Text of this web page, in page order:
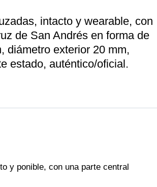
intacto y wearable, con
de San Andrés en forma de
diámetro exterior 20 mm,
estado, auténtico/oficial.
y ponible, con una parte central